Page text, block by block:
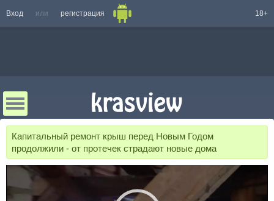
Вход или регистрация 18+
Капитальный ремонт крыш перед Новым Годом
продолжили - от протечек страдают новые дома